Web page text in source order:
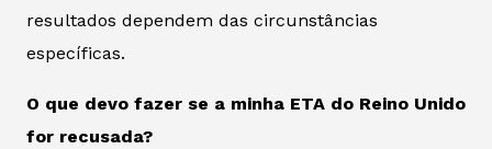
resultados dependem das circunstâncias
específicas.
O que devo fazer se a minha ETA do Reino Unido
for recusada?